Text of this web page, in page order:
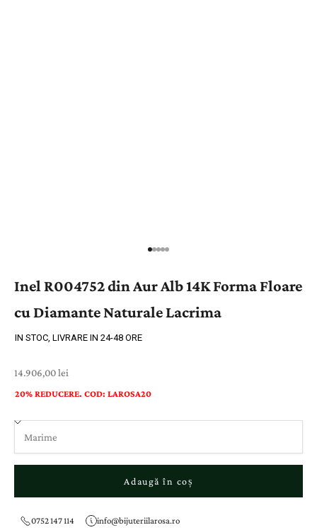
Inel R004752 din Aur Alb 14K Forma Floare
cu Diamante Naturale Lacrima
IN STOC, LIVRARE IN 24-48 ORE
Preț cu reducere
14.906,00 lei
20% REDUCERE. COD: LAROSA20
Adaugă în coș
0752 147 114 info@bijuteriilarosa.ro